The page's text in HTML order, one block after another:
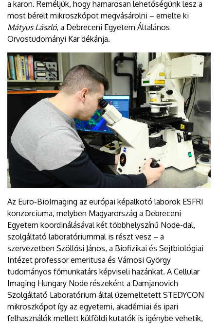
a karon. Reméljük, hogy hamarosan lehetőségünk lesz a
most bérelt mikroszkópot megvásárolni – emelte ki
Mátyus László, a Debreceni Egyetem Általános
Orvostudományi Kar dékánja.
Az Euro-BioImaging az európai képalkotó laborok ESFRI
konzorciuma, melyben Magyarország a Debreceni
Egyetem koordinálásával két többhelyszínű Node-dal,
szolgáltató laboratóriummal is részt vesz – a
szervezetben Szöllősi János, a Biofizikai és Sejtbiológiai
Intézet professor emeritusa és Vámosi György
tudományos főmunkatárs képviseli hazánkat. A Cellular
Imaging Hungary Node részeként a Damjanovich
Szolgáltató Laboratórium által üzemeltetett STEDYCON
mikroszkópot így az egyetemi, akadémiai és ipari
felhasználók mellett külföldi kutatók is igénybe vehetik,